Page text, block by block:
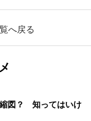
へ戻る
図？ 知ってはいけ